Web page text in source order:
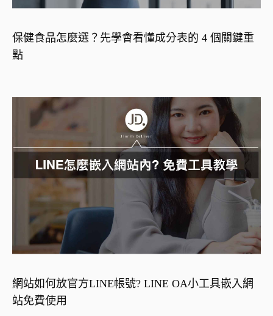
保健食品怎麼選？先學會看懂成分表的 4 個關鍵重
點
網站如何放官方LINE帳號? LINE OA小工具嵌入網
站免費使用